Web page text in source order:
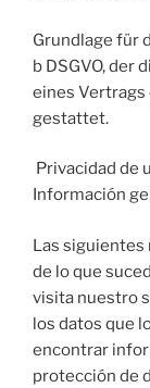
Grundlage für
b DSGVO, der
eines
gestattet.
Privacidad de
Información
Las siguientes
de lo que
visita nuestro
los datos que
encontrar
protección de